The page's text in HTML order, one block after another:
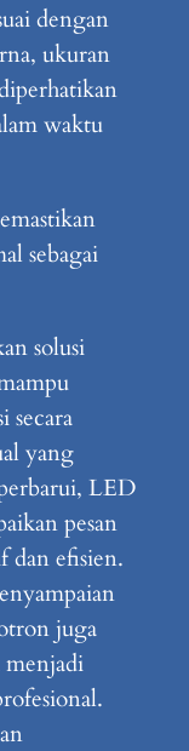
dengan
ukuran
waktu
sebagai
solusi
secara
yang
LED
pesan
dan efisien.
juga